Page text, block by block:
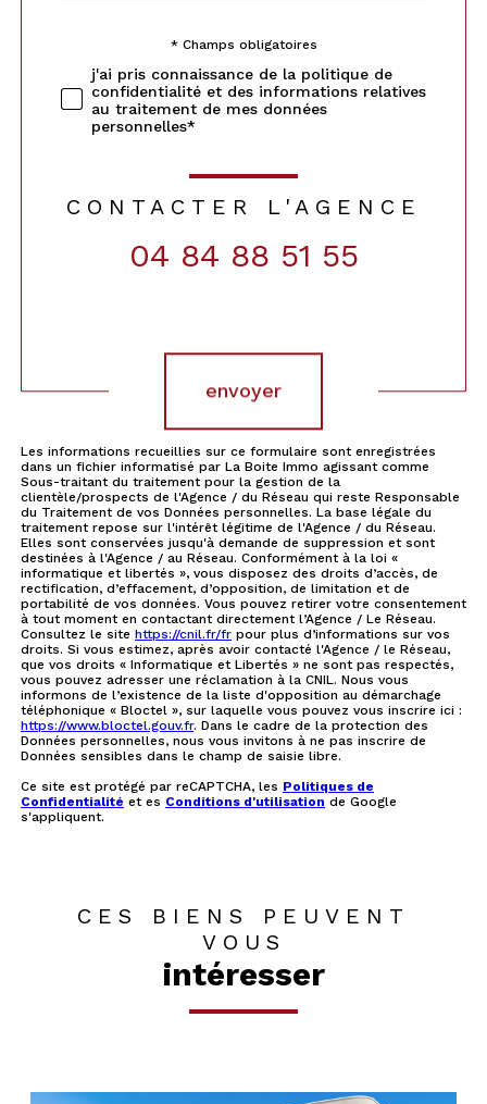
Validation* Champs obligatoires
j'ai pris connaissance de la politique de
confidentialité et des informations relatives
au traitement de mes données
personnelles*
CONTACTER L'AGENCE
04 84 88 51 55
envoyer
Les informations recueillies sur ce formulaire sont enregistrées
dans un fichier informatisé par La Boite Immo agissant comme
Sous-traitant du traitement pour la gestion de la
clientèle/prospects de l'Agence / du Réseau qui reste Responsable
du Traitement de vos Données personnelles. La base légale du
traitement repose sur l'intérêt légitime de l'Agence / du Réseau.
Elles sont conservées jusqu'à demande de suppression et sont
destinées à l'Agence / au Réseau. Conformément à la loi «
informatique et libertés », vous disposez des droits d’accès, de
rectification, d’effacement, d’opposition, de limitation et de
portabilité de vos données. Vous pouvez retirer votre consentement
à tout moment en contactant directement l’Agence / Le Réseau.
Consultez le site https://cnil.fr/fr pour plus d’informations sur vos
droits. Si vous estimez, après avoir contacté l'Agence / le Réseau,
que vos droits « Informatique et Libertés » ne sont pas respectés,
vous pouvez adresser une réclamation à la CNIL. Nous vous
informons de l’existence de la liste d'opposition au démarchage
téléphonique « Bloctel », sur laquelle vous pouvez vous inscrire ici :
https://www.bloctel.gouv.fr. Dans le cadre de la protection des
Données personnelles, nous vous invitons à ne pas inscrire de
Données sensibles dans le champ de saisie libre.
Ce site est protégé par reCAPTCHA, les Politiques de
Confidentialité et es Conditions d'utilisation de Google
s'appliquent.
CES BIENS PEUVENT
VOUS
intéresser